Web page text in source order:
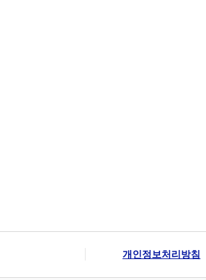
개인정보처리방침